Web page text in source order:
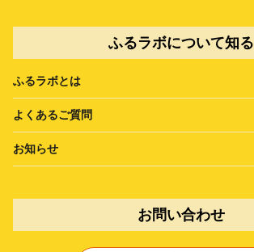
ふるラボについて知る
ふるラボとは
よくあるご質問
お知らせ
お問い合わせ